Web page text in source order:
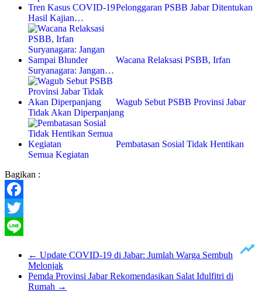
Pelonggaran PSBB Jabar Ditentukan
Hasil Kajian…
Wacana Relaksasi PSBB, Irfan
Suryanagara: Jangan…
Wagub Sebut PSBB Provinsi Jabar
Tidak Akan Diperpanjang
Pembatasan Sosial Tidak Hentikan
Semua Kegiatan
Bagikan :
Facebook
Twitter
← Update COVID-19 di Jabar: Jumlah Warga Sembuh
Melonjak
Pemda Provinsi Jabar Rekomendasikan Salat Idulfitri di
Rumah →